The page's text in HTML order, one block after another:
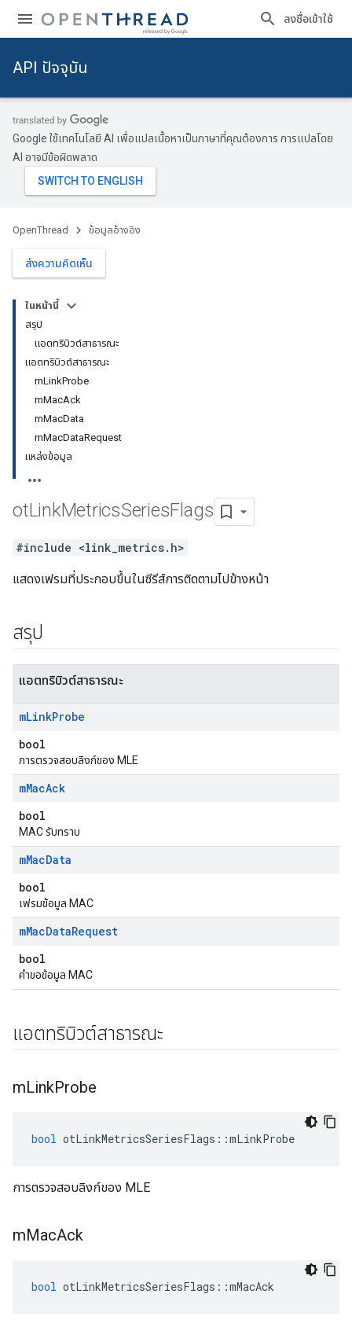
ลงชื่อเข้าใช้
API ปัจจุบัน
Google ใช้เทคโนโลยี AI เพื่อแปลเนื้อหาเป็นภาษาที่คุณต้องการ การแปลโดย
AI อาจมีข้อผิดพลาด
OpenThread ข้อมูลอ้างอิง
ส่งความคิดเห็น
ในหน้านี้
สรุป
แอตทริบิวต์สาธารณะ
แอตทริบิวต์สาธารณะ
mLinkProbe
mMacAck
mMacData
mMacDataRequest
แหล่งข้อมูล
otLinkMetricsSeriesFlags
#include <link_metrics.h>
แสดงเฟรมที่ประกอบขึ้นในซีรีส์การติดตามไปข้างหน้า
สรุป
แอตทริบิวต์สาธารณะ
mLinkProbe
bool
การตรวจสอบลิงก์ของ MLE
mMacAck
bool
MAC รับทราบ
mMacData
bool
เฟรมข้อมูล MAC
mMacDataRequest
bool
คำขอข้อมูล MAC
แอตทริบิวต์สาธารณะ
mLinkProbe
bool otLinkMetricsSeriesFlags ::mLinkProbe
การตรวจสอบลิงก์ของ MLE
mMacAck
bool otLinkMetricsSeriesFlags ::mMacAck